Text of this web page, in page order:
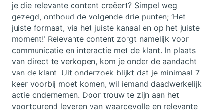
je die relevante content creëert? Simpel weg
gezegd, onthoud de volgende drie punten; ‘Het
juiste formaat, via het juiste kanaal en op het juiste
moment!’ Relevante content zorgt namelijk voor
communicatie en interactie met de klant. In plaats
van direct te verkopen, kom je onder de aandacht
van de klant. Uit onderzoek blijkt dat je minimaal 7
keer voorbij moet komen, wil iemand daadwerkelijk
actie ondernemen. Door trouw te zijn aan het
voortdurend leveren van waardevolle en relevante